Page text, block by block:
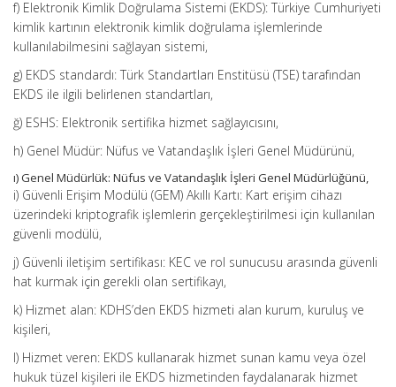
f) Elektronik Kimlik Doğrulama Sistemi (EKDS): Türkiye Cumhuriyeti
kimlik kartının elektronik kimlik doğrulama işlemlerinde
kullanılabilmesini sağlayan sistemi,
g) EKDS standardı: Türk Standartları Enstitüsü (TSE) tarafından
EKDS ile ilgili belirlenen standartları,
ğ) ESHS: Elektronik sertifika hizmet sağlayıcısını,
h) Genel Müdür: Nüfus ve Vatandaşlık İşleri Genel Müdürünü,
ı) Genel Müdürlük: Nüfus ve Vatandaşlık İşleri Genel Müdürlüğünü,
i) Güvenli Erişim Modülü (GEM) Akıllı Kartı: Kart erişim cihazı
üzerindeki kriptografik işlemlerin gerçekleştirilmesi için kullanılan
güvenli modülü,
j) Güvenli iletişim sertifikası: KEC ve rol sunucusu arasında güvenli
hat kurmak için gerekli olan sertifikayı,
k) Hizmet alan: KDHS’den EKDS hizmeti alan kurum, kuruluş ve
kişileri,
l) Hizmet veren: EKDS kullanarak hizmet sunan kamu veya özel
hukuk tüzel kişileri ile EKDS hizmetinden faydalanarak hizmet